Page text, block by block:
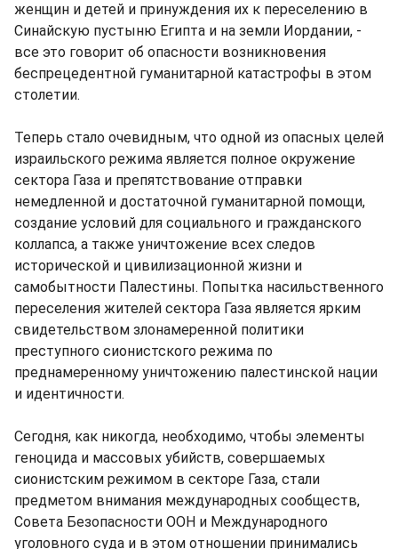
женщин и детей и принуждения их к переселению в
Синайскую пустыню Египта и на земли Иордании, -
все это говорит об опасности возникновения
беспрецедентной гуманитарной катастрофы в этом
столетии.
Теперь стало очевидным, что одной из опасных целей
израильского режима является полное окружение
сектора Газа и препятствование отправки
немедленной и достаточной гуманитарной помощи,
создание условий для социального и гражданского
коллапса, а также уничтожение всех следов
исторической и цивилизационной жизни и
самобытности Палестины. Попытка насильственного
переселения жителей сектора Газа является ярким
свидетельством злонамеренной политики
преступного сионистского режима по
преднамеренному уничтожению палестинской нации
и идентичности.
Сегодня, как никогда, необходимо, чтобы элементы
геноцида и массовых убийств, совершаемых
сионистским режимом в секторе Газа, стали
предметом внимания международных сообществ,
Совета Безопасности ООН и Международного
уголовного суда и в этом отношении принимались